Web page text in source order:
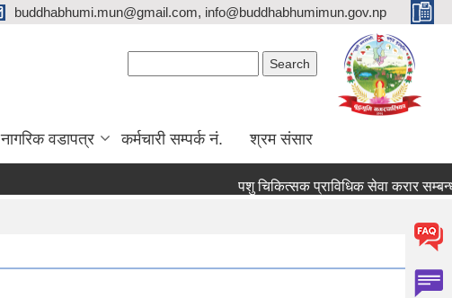
buddhabhumi.mun@gmail.com, info@buddhabhumimun.gov.np
नागरिक वडापत्र कर्मचारी सम्पर्क नं. श्रम संसार
पशु चिकित्सक प्राविधिक सेवा करार